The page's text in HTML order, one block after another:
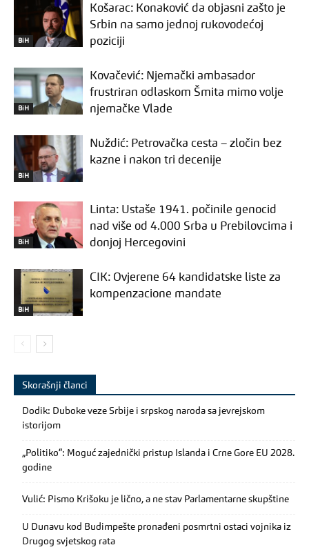
BiH
Košarac: Konaković da objasni zašto je
Srbin na samo jednoj rukovodećoj
poziciji
BiH
Kovačević: Njemački ambasador
frustriran odlaskom Šmita mimo volje
njemačke Vlade
BiH
Nuždić: Petrovačka cesta – zločin bez
kazne i nakon tri decenije
BiH
Linta: Ustaše 1941. počinile genocid
nad više od 4.000 Srba u Prebilovcima i
donjoj Hercegovini
BiH
CIK: Ovjerene 64 kandidatske liste za
kompenzacione mandate
Skorašnji članci
Dodik: Duboke veze Srbije i srpskog naroda sa jevrejskom
istorijom
„Politiko“: Moguć zajednički pristup Islanda i Crne Gore EU 2028.
godine
Vulić: Pismo Krišoku je lično, a ne stav Parlamentarne skupštine
U Dunavu kod Budimpešte pronađeni posmrtni ostaci vojnika iz
Drugog svjetskog rata